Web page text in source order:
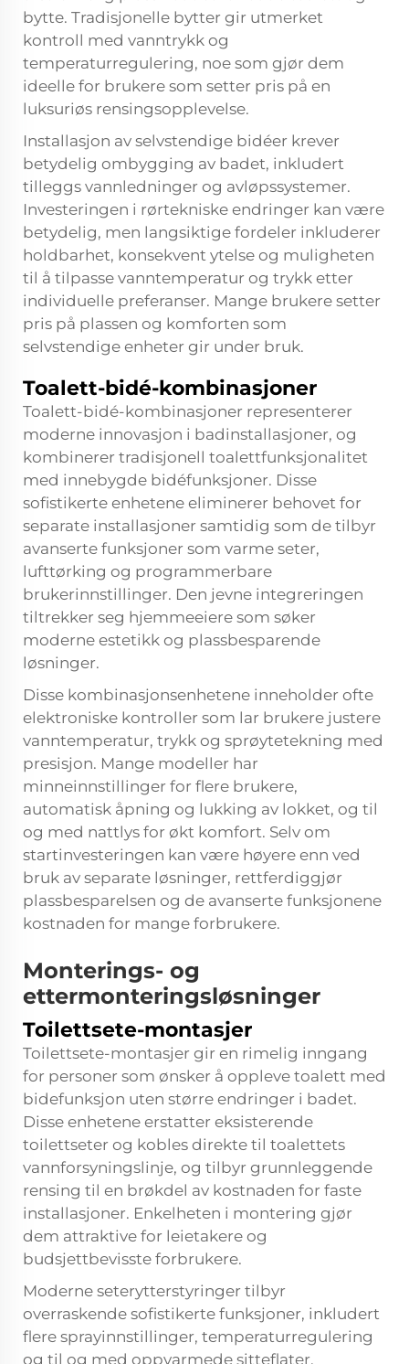
bytte. Tradisjonelle bytter gir utmerket
kontroll med vanntrykk og
temperaturregulering, noe som gjør dem
ideelle for brukere som setter pris på en
luksuriøs rensingsopplevelse.
Installasjon av selvstendige bidéer krever
betydelig ombygging av badet, inkludert
tilleggs vannledninger og avløpssystemer.
Investeringen i rørtekniske endringer kan være
betydelig, men langsiktige fordeler inkluderer
holdbarhet, konsekvent ytelse og muligheten
til å tilpasse vanntemperatur og trykk etter
individuelle preferanser. Mange brukere setter
pris på plassen og komforten som
selvstendige enheter gir under bruk.
Toalett-bidé-kombinasjoner
Toalett-bidé-kombinasjoner representerer
moderne innovasjon i badinstallasjoner, og
kombinerer tradisjonell toalettfunksjonalitet
med innebygde bidéfunksjoner. Disse
sofistikerte enhetene eliminerer behovet for
separate installasjoner samtidig som de tilbyr
avanserte funksjoner som varme seter,
lufttørking og programmerbare
brukerinnstillinger. Den jevne integreringen
tiltrekker seg hjemmeeiere som søker
moderne estetikk og plassbesparende
løsninger.
Disse kombinasjonsenhetene inneholder ofte
elektroniske kontroller som lar brukere justere
vanntemperatur, trykk og sprøytetekning med
presisjon. Mange modeller har
minneinnstillinger for flere brukere,
automatisk åpning og lukking av lokket, og til
og med nattlys for økt komfort. Selv om
startinvesteringen kan være høyere enn ved
bruk av separate løsninger, rettferdiggjør
plassbesparelsen og de avanserte funksjonene
kostnaden for mange forbrukere.
Monterings- og
ettermonteringsløsninger
Toilettsete-montasjer
Toilettsete-montasjer gir en rimelig inngang
for personer som ønsker å oppleve toalett med
bidefunksjon uten større endringer i badet.
Disse enhetene erstatter eksisterende
toilettseter og kobles direkte til toalettets
vannforsyningslinje, og tilbyr grunnleggende
rensing til en brøkdel av kostnaden for faste
installasjoner. Enkelheten i montering gjør
dem attraktive for leietakere og
budsjettbevisste forbrukere.
Moderne seterytterstyringer tilbyr
overraskende sofistikerte funksjoner, inkludert
flere sprayinnstillinger, temperaturregulering
og til og med oppvarmede sitteflater.